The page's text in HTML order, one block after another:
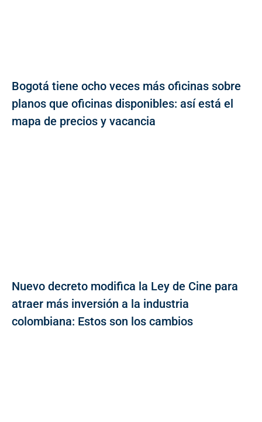
Bogotá tiene ocho veces más oficinas sobre
planos que oficinas disponibles: así está el
mapa de precios y vacancia
Nuevo decreto modifica la Ley de Cine para
atraer más inversión a la industria
colombiana: Estos son los cambios